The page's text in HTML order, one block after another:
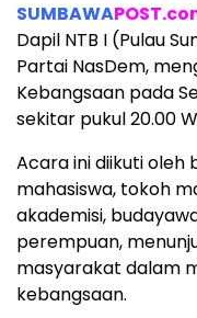
SUMBAWA
Dapil NTB I (Pulau
Partai NasDem,
Kebangsaan pada
sekitar pukul 20.00
Acara ini diikuti oleh
mahasiswa, tokoh
akademisi,
perempuan,
masyarakat dalam
kebangsaan.